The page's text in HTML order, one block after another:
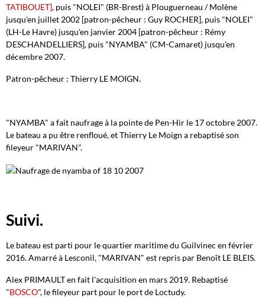
TATIBOUET], puis "NOLEI" (BR-Brest) à Plouguerneau / Molène
jusqu'en juillet 2002 [patron-pêcheur : Guy ROCHER], puis "NOLEI"
(LH-Le Havre) jusqu'en janvier 2004 [patron-pêcheur : Rémy
DESCHANDELLIERS], puis "NYAMBA" (CM-Camaret) jusqu'en
décembre 2007.
Patron-pêcheur : Thierry LE MOIGN.
"NYAMBA" a fait naufrage à la pointe de Pen-Hir le 17 octobre 2007.
Le bateau a pu être renfloué, et Thierry Le Moign a rebaptisé son
fileyeur "MARIVAN".
Suivi.
Le bateau est parti pour le quartier maritime du Guilvinec en février
2016. Amarré à Lesconil, "MARIVAN" est repris par Benoît LE BLEIS.
Alex PRIMAULT en fait l'acquisition en mars 2019. Rebaptisé
"BOSCO", le fileyeur part pour le port de Loctudy.